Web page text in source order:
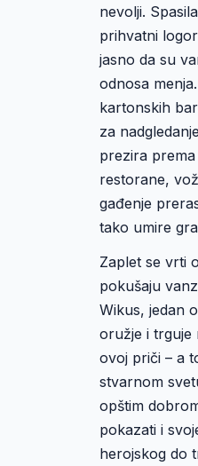
nevolji.
prihvatni
jasno da su
odnosa
kartonskih
za
prezira
restorane,
gađenje
tako umire
Zaplet se vrti
pokušaju
Wikus, jedan
oružje i trguje
ovoj priči – a
stvarnom
opštim
pokazati i
herojskog do